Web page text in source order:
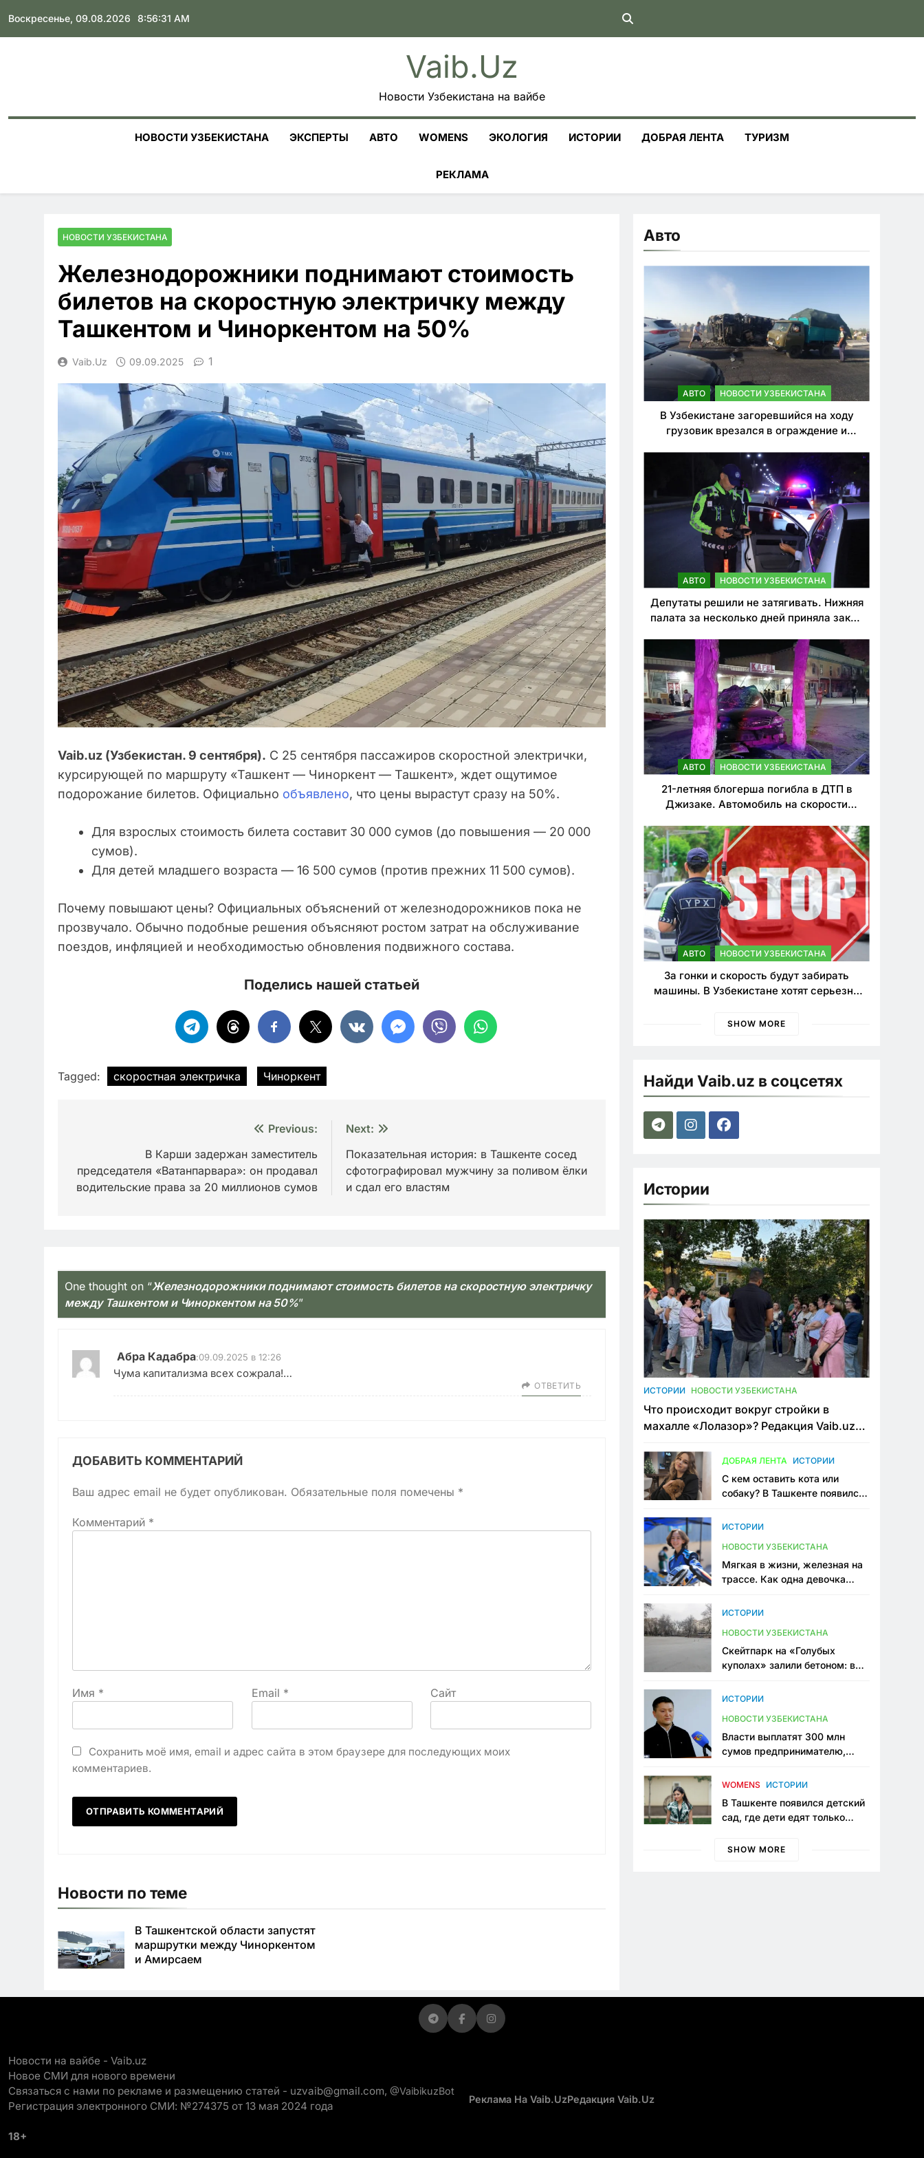
to
content
Воскресенье, 09.08.2026 8:56:32 AM
Vaib.uz
Новости Узбекистана на вайбе
НОВОСТИ УЗБЕКИСТАНА ЭКСПЕРТЫ АВТО WOMENS ЭКОЛОГИЯ ИСТОРИИ ДОБРАЯ ЛЕНТА ТУРИЗМ
РЕКЛАМА
НОВОСТИ УЗБЕКИСТАНА
Железнодорожники поднимают стоимость
билетов на скоростную электричку между
Ташкентом и Чиноркентом на 50%
Vaib.uz 09.09.2025 1
Vaib.uz (Узбекистан. 9 сентября). С 25 сентября пассажиров скоростной электрички,
курсирующей по маршруту «Ташкент — Чиноркент — Ташкент», ждет ощутимое
подорожание билетов. Официально объявлено, что цены вырастут сразу на 50%.
Для взрослых стоимость билета составит 30 000 сумов (до повышения — 20 000
сумов).
Для детей младшего возраста — 16 500 сумов (против прежних 11 500 сумов).
Почему повышают цены? Официальных объяснений от железнодорожников пока не
прозвучало. Обычно подобные решения объясняют ростом затрат на обслуживание
поездов, инфляцией и необходимостью обновления подвижного состава.
Поделись нашей статьей
Tagged: скоростная электричка Чиноркент
записям
Previous:
В Карши задержан заместитель
председателя «Ватанпарвара»: он продавал
водительские права за 20 миллионов сумов
Next:
Показательная история: в Ташкенте сосед
сфотографировал мужчину за поливом ёлки
и сдал его властям
One thought on “Железнодорожники поднимают стоимость билетов на скоростную электричку
между Ташкентом и Чиноркентом на 50%”
Абра Кадабра:09.09.2025 в 12:26
Чума капитализма всех сожрала!…
ОТВЕТИТЬ
ДОБАВИТЬ КОММЕНТАРИЙ
Ваш адрес email не будет опубликован. Обязательные поля помечены *
Комментарий *
Имя * Email * Сайт
Сохранить моё имя, email и адрес сайта в этом браузере для последующих моих
комментариев.
Новости по теме
В Ташкентской области запустят
маршрутки между Чиноркентом
и Амирсаем
Авто
АВТО НОВОСТИ УЗБЕКИСТАНА
В Узбекистане загоревшийся на ходу
грузовик врезался в ограждение и
АВТО НОВОСТИ УЗБЕКИСТАНА
Депутаты решили не затягивать. Нижняя
палата за несколько дней приняла закон
нарушителей ПДД
АВТО НОВОСТИ УЗБЕКИСТАНА
21-летняя блогерша погибла в ДТП в
Джизаке. Автомобиль на скорости
АВТО НОВОСТИ УЗБЕКИСТАНА
За гонки и скорость будут забирать
машины. В Узбекистане хотят серьезно
SHOW MORE
Найди Vaib.uz в соцсетях
Истории
ИСТОРИИ НОВОСТИ УЗБЕКИСТАНА
Что происходит вокруг стройки в
махалле «Лолазор»? Редакция Vaib.uz
конфликта
ДОБРАЯ ЛЕНТА ИСТОРИИ
С кем оставить кота или
собаку? В Ташкенте появился
ИСТОРИИ
НОВОСТИ УЗБЕКИСТАНА
Мягкая в жизни, железная на
трассе. Как одна девочка
Узбекистане
ИСТОРИИ
НОВОСТИ УЗБЕКИСТАНА
Скейтпарк на «Голубых
куполах» залили бетоном: в
одно общественное
ИСТОРИИ
НОВОСТИ УЗБЕКИСТАНА
Власти выплатят 300 млн
сумов предпринимателю,
тюрьме по незаконному
WOMENS ИСТОРИИ
В Ташкенте появился детский
сад, где дети едят только
мама, которая устала просить
SHOW MORE
Новости на вайбе - Vaib.uz
Новое СМИ для нового времени
Связаться с нами по рекламе и размещению статей - uzvaib@gmail.com, @VaibikuzBot
Регистрация электронного СМИ: №274375 от 13 мая 2024 года
18+
Реклама На Vaib.uzРедакция Vaib.uz